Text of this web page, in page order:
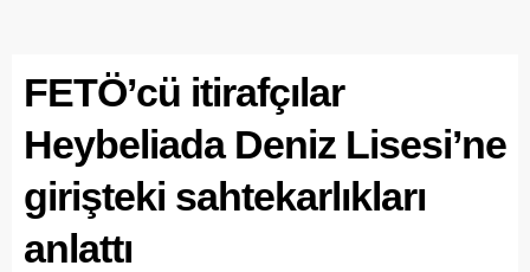
FETÖ’cü itirafçılar
Heybeliada Deniz Lisesi’ne
girişteki sahtekarlıkları
anlattı